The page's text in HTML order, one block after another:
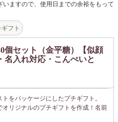
ますので、使用日までの余裕をもって
フト
個セット（金平糖）【似顔
名入れ対応・こんぺいと
をパッケージにしたプチギフト。
リジナルのプチギフトを作成！名前